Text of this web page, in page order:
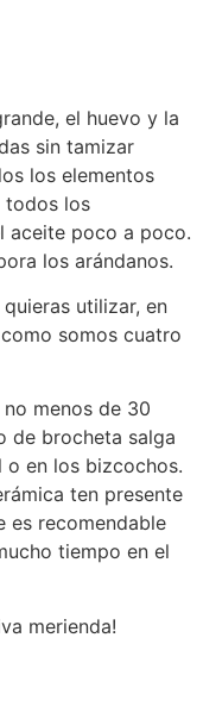
el huevo y la
sin tamizar
los elementos
todos los
aceite poco a poco.
los arándanos.
utilizar, en
somos cuatro
menos de 30
de brocheta salga
o en los bizcochos.
ten presente
es recomendable
tiempo en el
merienda!